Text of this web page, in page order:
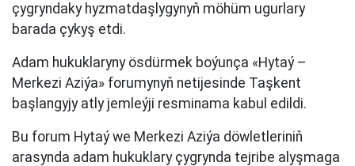
çygryndaky hyzmatdaşlygynyň möhüm ugurlary
barada çykyş etdi.
Adam hukuklaryny ösdürmek boýunça «Hytaý –
Merkezi Aziýa» forumynyň netijesinde Taşkent
başlangyjy atly jemleýji resminama kabul edildi.
Bu forum Hytaý we Merkezi Aziýa döwletleriniň
arasynda adam hukuklary çygrynda tejribe alyşmaga